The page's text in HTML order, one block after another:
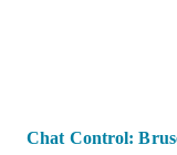
Chat Control: